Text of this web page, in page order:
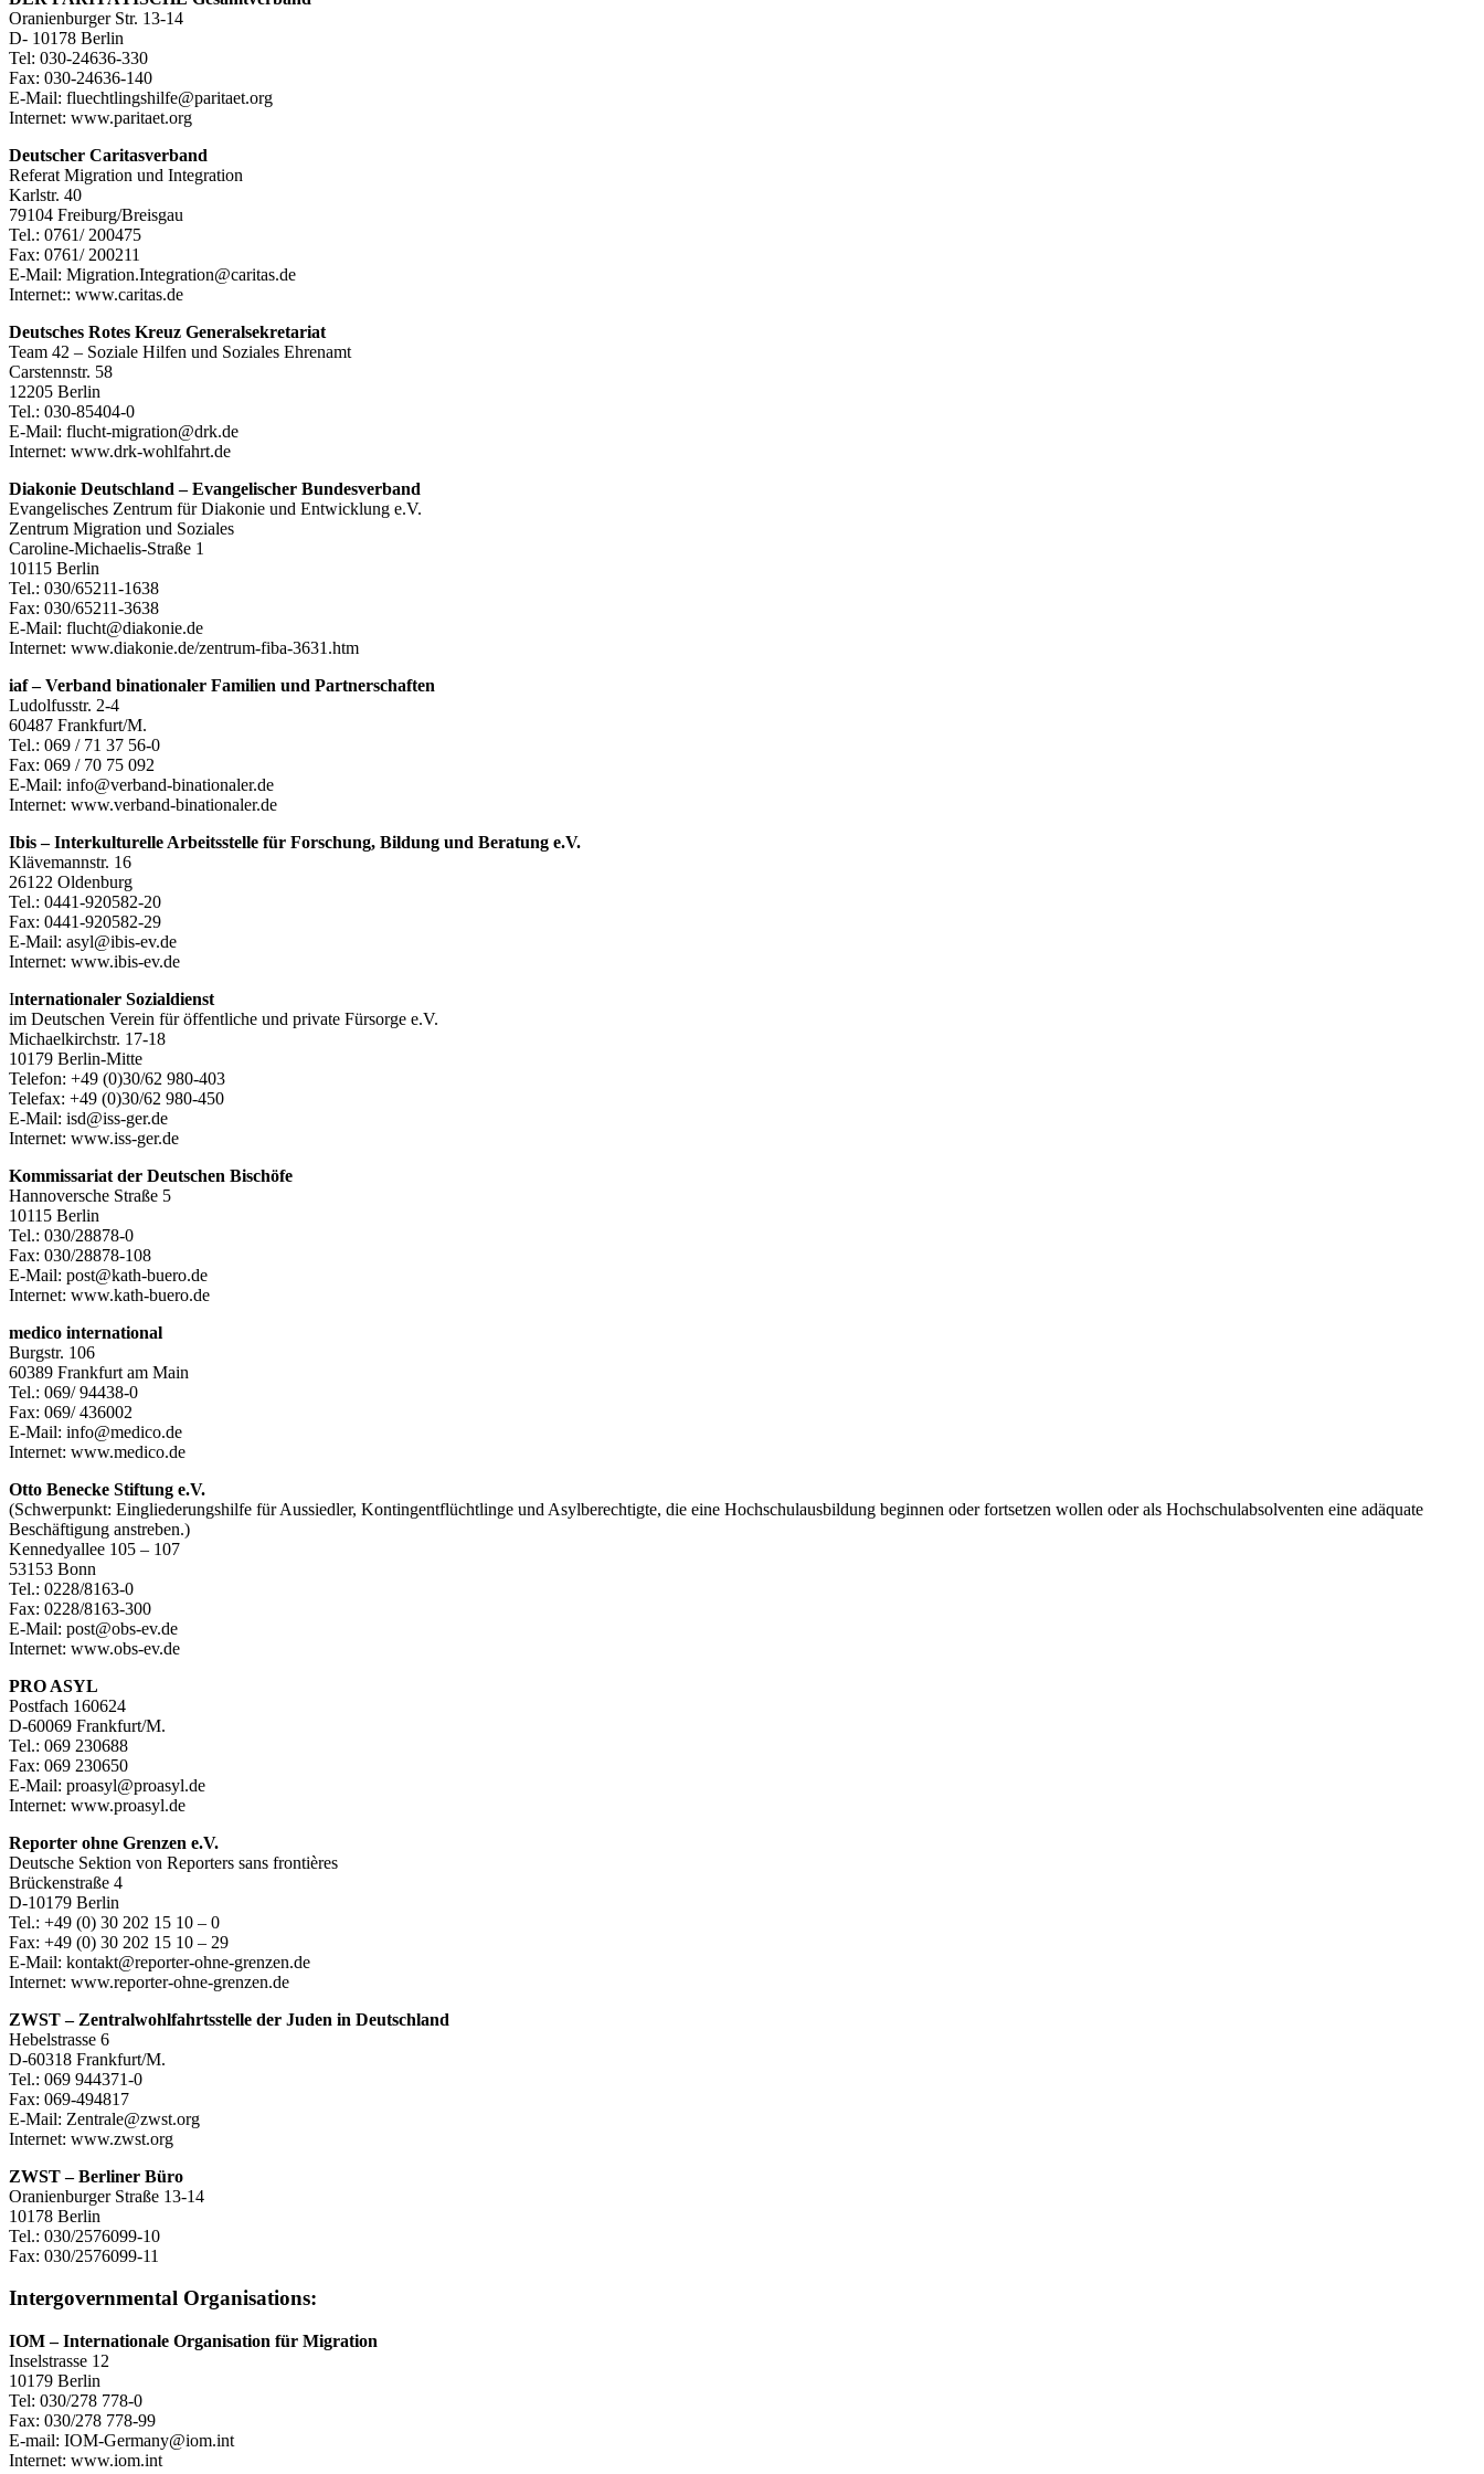
Oranienburger Str. 13-14
D- 10178 Berlin
Tel: 030-24636-330
Fax: 030-24636-140
E-Mail: fluechtlingshilfe@paritaet.org
Internet: www.paritaet.org
Deutscher Caritasverband
Referat Migration und Integration
Karlstr. 40
79104 Freiburg/Breisgau
Tel.: 0761/ 200475
Fax: 0761/ 200211
E-Mail: Migration.Integration@caritas.de
Internet:: www.caritas.de
Deutsches Rotes Kreuz Generalsekretariat
Team 42 – Soziale Hilfen und Soziales Ehrenamt
Carstennstr. 58
12205 Berlin
Tel.: 030-85404-0
E-Mail: flucht-migration@drk.de
Internet: www.drk-wohlfahrt.de
Diakonie Deutschland – Evangelischer Bundesverband
Evangelisches Zentrum für Diakonie und Entwicklung e.V.
Zentrum Migration und Soziales
Caroline-Michaelis-Straße 1
10115 Berlin
Tel.: 030/65211-1638
Fax: 030/65211-3638
E-Mail: flucht@diakonie.de
Internet: www.diakonie.de/zentrum-fiba-3631.htm
iaf – Verband binationaler Familien und Partnerschaften
Ludolfusstr. 2-4
60487 Frankfurt/M.
Tel.: 069 / 71 37 56-0
Fax: 069 / 70 75 092
E-Mail: info@verband-binationaler.de
Internet: www.verband-binationaler.de
Ibis – Interkulturelle Arbeitsstelle für Forschung, Bildung und Beratung e.V.
Klävemannstr. 16
26122 Oldenburg
Tel.: 0441-920582-20
Fax: 0441-920582-29
E-Mail: asyl@ibis-ev.de
Internet: www.ibis-ev.de
Internationaler Sozialdienst
im Deutschen Verein für öffentliche und private Fürsorge e.V.
Michaelkirchstr. 17-18
10179 Berlin-Mitte
Telefon: +49 (0)30/62 980-403
Telefax: +49 (0)30/62 980-450
E-Mail: isd@iss-ger.de
Internet: www.iss-ger.de
Kommissariat der Deutschen Bischöfe
Hannoversche Straße 5
10115 Berlin
Tel.: 030/28878-0
Fax: 030/28878-108
E-Mail: post@kath-buero.de
Internet: www.kath-buero.de
medico international
Burgstr. 106
60389 Frankfurt am Main
Tel.: 069/ 94438-0
Fax: 069/ 436002
E-Mail: info@medico.de
Internet: www.medico.de
Otto Benecke Stiftung e.V.
(Schwerpunkt: Eingliederungshilfe für Aussiedler, Kontingentflüchtlinge und Asylberechtigte, die eine Hochschulausbildung beginnen oder fortsetzen wollen oder als Hochschulabsolventen eine adäquate
Beschäftigung anstreben.)
Kennedyallee 105 – 107
53153 Bonn
Tel.: 0228/8163-0
Fax: 0228/8163-300
E-Mail: post@obs-ev.de
Internet: www.obs-ev.de
PRO ASYL
Postfach 160624
D-60069 Frankfurt/M.
Tel.: 069 230688
Fax: 069 230650
E-Mail: proasyl@proasyl.de
Internet: www.proasyl.de
Reporter ohne Grenzen e.V.
Deutsche Sektion von Reporters sans frontières
Brückenstraße 4
D-10179 Berlin
Tel.: +49 (0) 30 202 15 10 – 0
Fax: +49 (0) 30 202 15 10 – 29
E-Mail: kontakt@reporter-ohne-grenzen.de
Internet: www.reporter-ohne-grenzen.de
ZWST – Zentralwohlfahrtsstelle der Juden in Deutschland
Hebelstrasse 6
D-60318 Frankfurt/M.
Tel.: 069 944371-0
Fax: 069-494817
E-Mail: Zentrale@zwst.org
Internet: www.zwst.org
ZWST – Berliner Büro
Oranienburger Straße 13-14
10178 Berlin
Tel.: 030/2576099-10
Fax: 030/2576099-11
Intergovernmental Organisations:
IOM – Internationale Organisation für Migration
Inselstrasse 12
10179 Berlin
Tel: 030/278 778-0
Fax: 030/278 778-99
E-mail: IOM-Germany@iom.int
Internet: www.iom.int